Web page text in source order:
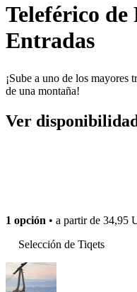
Teleférico
Entradas
¡Sube a uno de los mayores
de una montaña!
Ver
1 opción • a partir de 34,95
Selección de Tiqets